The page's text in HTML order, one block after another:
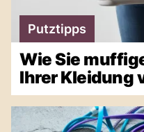
Putztipps
Wie Sie
Ihrer Kleidung